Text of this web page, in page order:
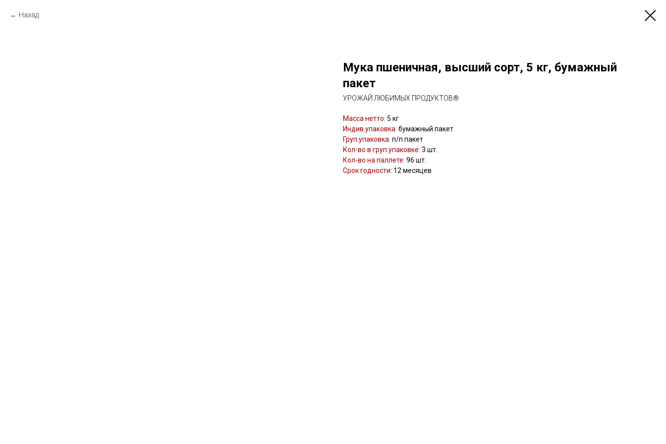
Назад
Мука пшеничная, высший сорт, 5 кг, бумажный
пакет
УРОЖАЙ ЛЮБИМЫХ ПРОДУКТОВ®
Масса нетто: 5 кг
Индив.упаковка: бумажный пакет
Груп.упаковка: п/п пакет
Кол-во в груп.упаковке: 3 шт.
Кол-во на паллете: 96 шт.
Срок годности: 12 месяцев